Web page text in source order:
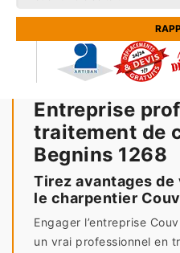
Entreprise
traitement de
Begnins 1268
Tirez avantages
le charpentier
Engager l’entreprise
un vrai professionnel en